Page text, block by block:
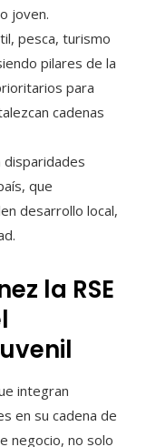
joven.
pesca, turismo
pilares de la
para
cadenas
que
desarrollo local,
la RSE
integran
en su cadena de
negocio, no solo